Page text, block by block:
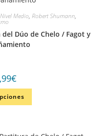
Nivel Medio, Robert Shumann,
Dúo de Chelo / Fagot y
€